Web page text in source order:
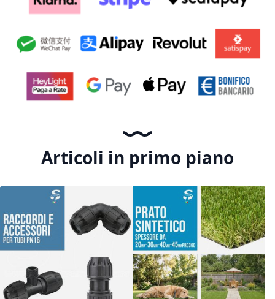
Articoli in primo piano